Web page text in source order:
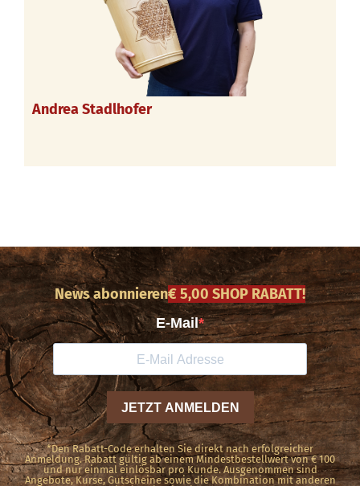
Andrea Stadlhofer
News abonnieren€ 5,00 SHOP RABATT!
*Den Rabatt-Code erhalten Sie direkt nach erfolgreicher
Anmeldung. Rabatt gültig ab einem Mindestbestellwert von € 100
und nur einmal einlösbar pro Kunde. Ausgenommen sind
Angebote, Kurse, Gutscheine sowie die Kombination mit anderen